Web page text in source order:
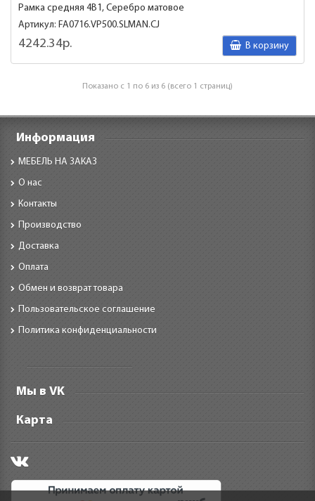
Рамка средняя 4В1, Серебро матовое
Артикул: FA0716.VP500.SLMAN.CJ
4242.34р. В корзину
Показано с 1 по 6 из 6 (всего 1 страниц)
Информация
МЕБЕЛЬ НА ЗАКАЗ
О нас
Контакты
Производство
Доставка
Оплата
Обмен и возврат товара
Пользовательское соглашение
Политика конфиденциальности
Мы в VK
Карта